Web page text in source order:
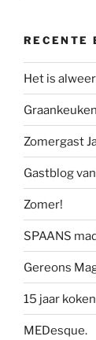
RECENTE
Het is
Zomergast
Gastblog
Zomer!
SPAANS
Gereons
15 jaar
MEDesque.